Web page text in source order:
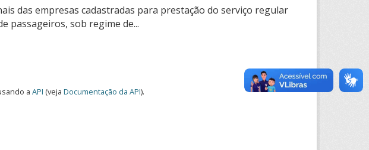
das empresas cadastradas para prestação do serviço regular
passageiros, sob regime de...
a API (veja Documentação da API).